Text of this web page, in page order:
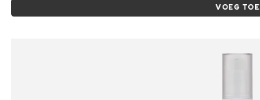
VOEG TOE